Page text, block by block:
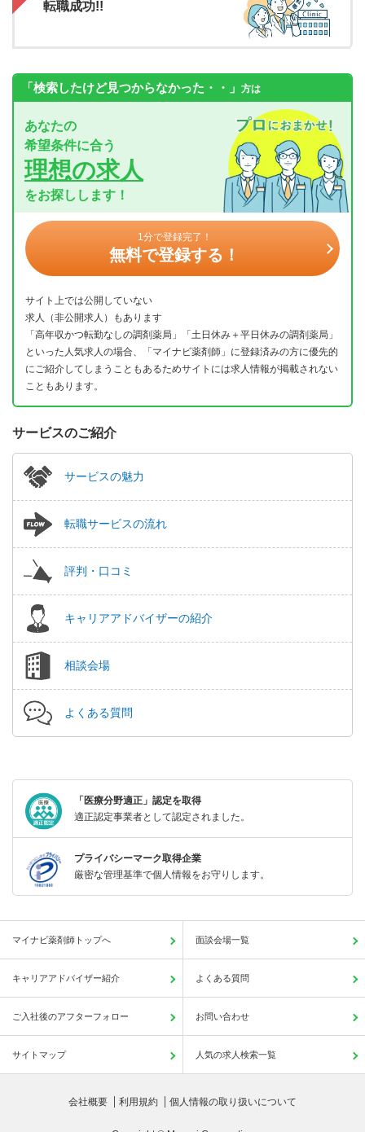
転職成功!!
「検索したけど見つからなかった・・」 方は
あなたの
希望条件に合う
理想の求人
をお探しします！
1分で登録完了！
無料で登録する！
サイト上では公開していない
求人（非公開求人）もあります
「高年収かつ転勤なしの調剤薬局」「土日休み＋平日休みの調剤薬局」
といった人気求人の場合、「マイナビ薬剤師」に登録済みの方に優先的
にご紹介してしまうこともあるためサイトには求人情報が掲載されない
こともあります。
サービスのご紹介
サービスの魅力
転職サービスの流れ
評判・口コミ
キャリアアドバイザーの紹介
相談会場
よくある質問
「医療分野適正」認定を取得
適正認定事業者として認定されました。
プライバシーマーク取得企業
厳密な管理基準で個人情報をお守りします。
マイナビ薬剤師トップへ 面談会場一覧
キャリアアドバイザー紹介 よくある質問
ご入社後のアフターフォロー お問い合わせ
サイトマップ 人気の求人検索一覧
会社概要 利用規約 個人情報の取り扱いについて